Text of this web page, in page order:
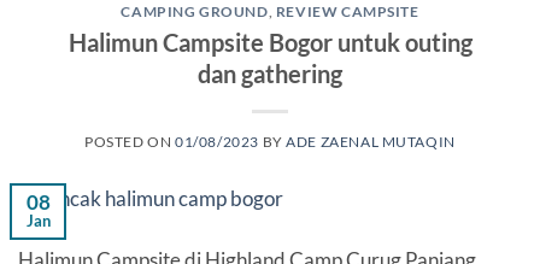
CAMPING GROUND, REVIEW CAMPSITE
Halimun Campsite Bogor untuk outing
dan gathering
POSTED ON01/08/2023 BYADE ZAENAL MUTAQIN
08
Jan